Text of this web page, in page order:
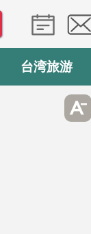
台湾旅游